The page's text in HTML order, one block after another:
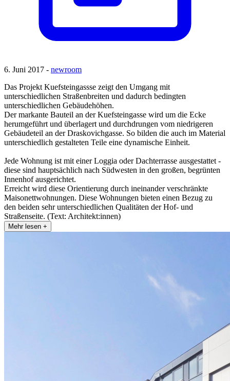
6. Juni 2017 - newroom
Das Projekt Kuefsteingassse zeigt den Umgang mit
unterschiedlichen Straßenbreiten und dadurch bedingten
unterschiedlichen Gebäudehöhen.
Der markante Bauteil an der Kuefsteingasse wird um die Ecke
herumgeführt und überlagert und durchdrungen vom niedrigeren
Gebäudeteil an der Draskovichgasse. So bilden die auch im Material
unterschiedlich gestalteten Teile eine dynamische Einheit.
Jede Wohnung ist mit einer Loggia oder Dachterrasse ausgestattet -
diese sind hauptsächlich nach Südwesten in den großen, begrünten
Innenhof ausgerichtet.
Erreicht wird diese Orientierung durch ineinander verschränkte
Maisonettwohnungen. Diese Wohnungen bieten einen Bezug zu
den beiden sehr unterschiedlichen Qualitäten der Hof- und
Straßenseite. (Text: Architekt:innen)
Mehr lesen +